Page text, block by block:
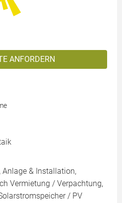
ANFORDERN
& Installation,
Vermietung / Verpachtung,
/ PV